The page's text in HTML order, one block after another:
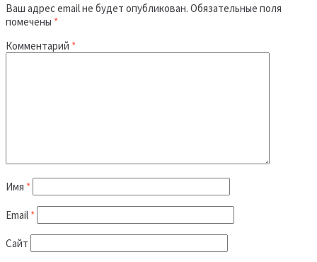
Ваш адрес email не будет опубликован. Обязательные поля
помечены *
Комментарий *
Имя *
Email *
Сайт